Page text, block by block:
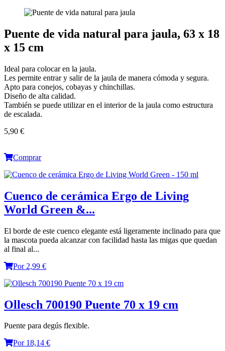
Puente de vida natural para jaula, 63 x 18
x 15 cm
Ideal para colocar en la jaula.
Les permite entrar y salir de la jaula de manera cómoda y segura.
Apto para conejos, cobayas y chinchillas.
Diseño de alta calidad.
También se puede utilizar en el interior de la jaula como estructura
de escalada.
5,90 €
Comprar
Cuenco de cerámica Ergo de Living
World Green &...
El borde de este cuenco elegante está ligeramente inclinado para que
la mascota pueda alcanzar con facilidad hasta las migas que quedan
al final al...
Por 2,99 €
Ollesch 700190 Puente 70 x 19 cm
Puente para degús flexible.
Por 18,14 €